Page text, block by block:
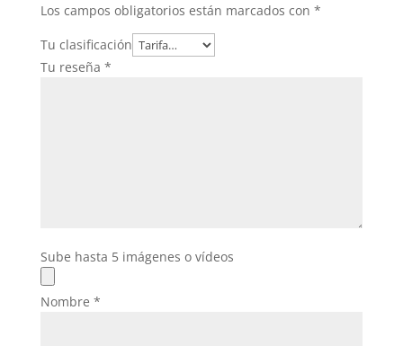
Los campos obligatorios están marcados con *
Tu clasificación
Tu reseña *
Sube hasta 5 imágenes o vídeos
Nombre *